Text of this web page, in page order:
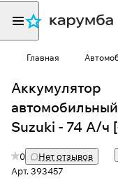
Главная
Аккумулятор
автомобильный
Suzuki - 74 А/ч
0
Нет отзывов
Арт.393457